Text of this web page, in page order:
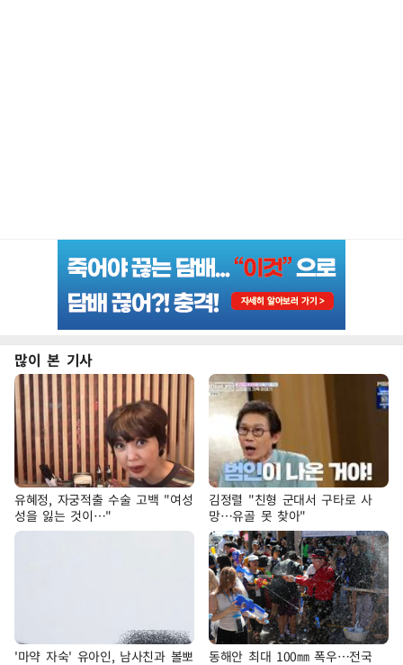
많이 본 기사
유혜정, 자궁적출 수술 고백 "여성
성을 잃는 것이…"
김정렬 "친형 군대서 구타로 사
망…유골 못 찾아"
'마약 자숙' 유아인, 남사친과 볼뽀
동해안 최대 100㎜ 폭우…전국